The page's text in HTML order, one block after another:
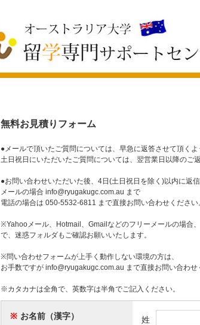
無料お見積りフォーム
●メールで頂いたご質問については、早急に返答させて頂くよ
土日祝日にいただいたご質問については、翌営業日以降のご
●お問い合わせいただいた後、4日(土日祝日を除く)以内に返
メールの場合 info@ryugakugc.com.au まで
電話の場合は 050-5532-6811 まで直接お問い合わせください
※Yahooメール、Hotmail、Gmailなどのフリーメールの場合
で、迷惑フォルダもご確認お願いいたします。
※問い合わせフォームが上手く動作しない環境の方は、
お手数ですが info@ryugakugc.com.au まで直接お問い合わせ
※カタカナは全角で、英数字は半角でご記入ください。
※ お名前（漢字） 姓